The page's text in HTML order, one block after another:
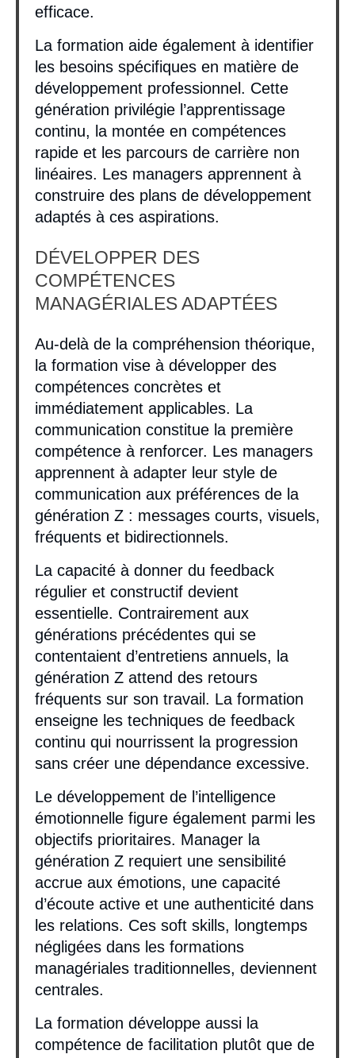
efficace.
La formation aide également à identifier
les besoins spécifiques en matière de
développement professionnel. Cette
génération privilégie l’apprentissage
continu, la montée en compétences
rapide et les parcours de carrière non
linéaires. Les managers apprennent à
construire des plans de développement
adaptés à ces aspirations.
DÉVELOPPER DES
COMPÉTENCES
MANAGÉRIALES ADAPTÉES
Au-delà de la compréhension théorique,
la formation vise à développer des
compétences concrètes et
immédiatement applicables. La
communication constitue la première
compétence à renforcer. Les managers
apprennent à adapter leur style de
communication aux préférences de la
génération Z : messages courts, visuels,
fréquents et bidirectionnels.
La capacité à donner du feedback
régulier et constructif devient
essentielle. Contrairement aux
générations précédentes qui se
contentaient d’entretiens annuels, la
génération Z attend des retours
fréquents sur son travail. La formation
enseigne les techniques de feedback
continu qui nourrissent la progression
sans créer une dépendance excessive.
Le développement de l’intelligence
émotionnelle figure également parmi les
objectifs prioritaires. Manager la
génération Z requiert une sensibilité
accrue aux émotions, une capacité
d’écoute active et une authenticité dans
les relations. Ces soft skills, longtemps
négligées dans les formations
managériales traditionnelles, deviennent
centrales.
La formation développe aussi la
compétence de facilitation plutôt que de